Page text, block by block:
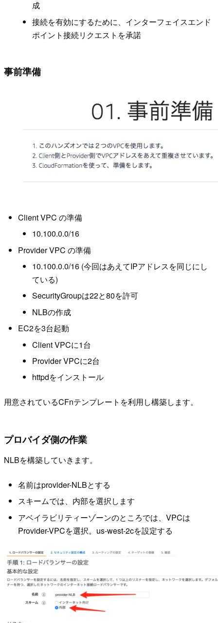
成
接続を有効にするために、インターフェイスエンド
ポイント接続リクエストを承諾
事前準備
Client VPC の準備
10.100.0.0/16
Provider VPC の準備
10.100.0.0/16 (今回はあえてIPアドレスを同じにし
ている)
SecurityGroupは22と80を許可
NLBの作成
EC2を3台起動
Client VPCに1台
Provider VPCに2台
httpdをインストール
用意されているCFnテンプレートを利用し構築します。
プロバイダ側の作業
NLBを構築していきます。
名前はprovider-NLBとする
スキームでは、内部を選択します
アベイラビリティーゾーンのところでは、VPCは
Provider-VPCを選択。us-west-2cを設定する